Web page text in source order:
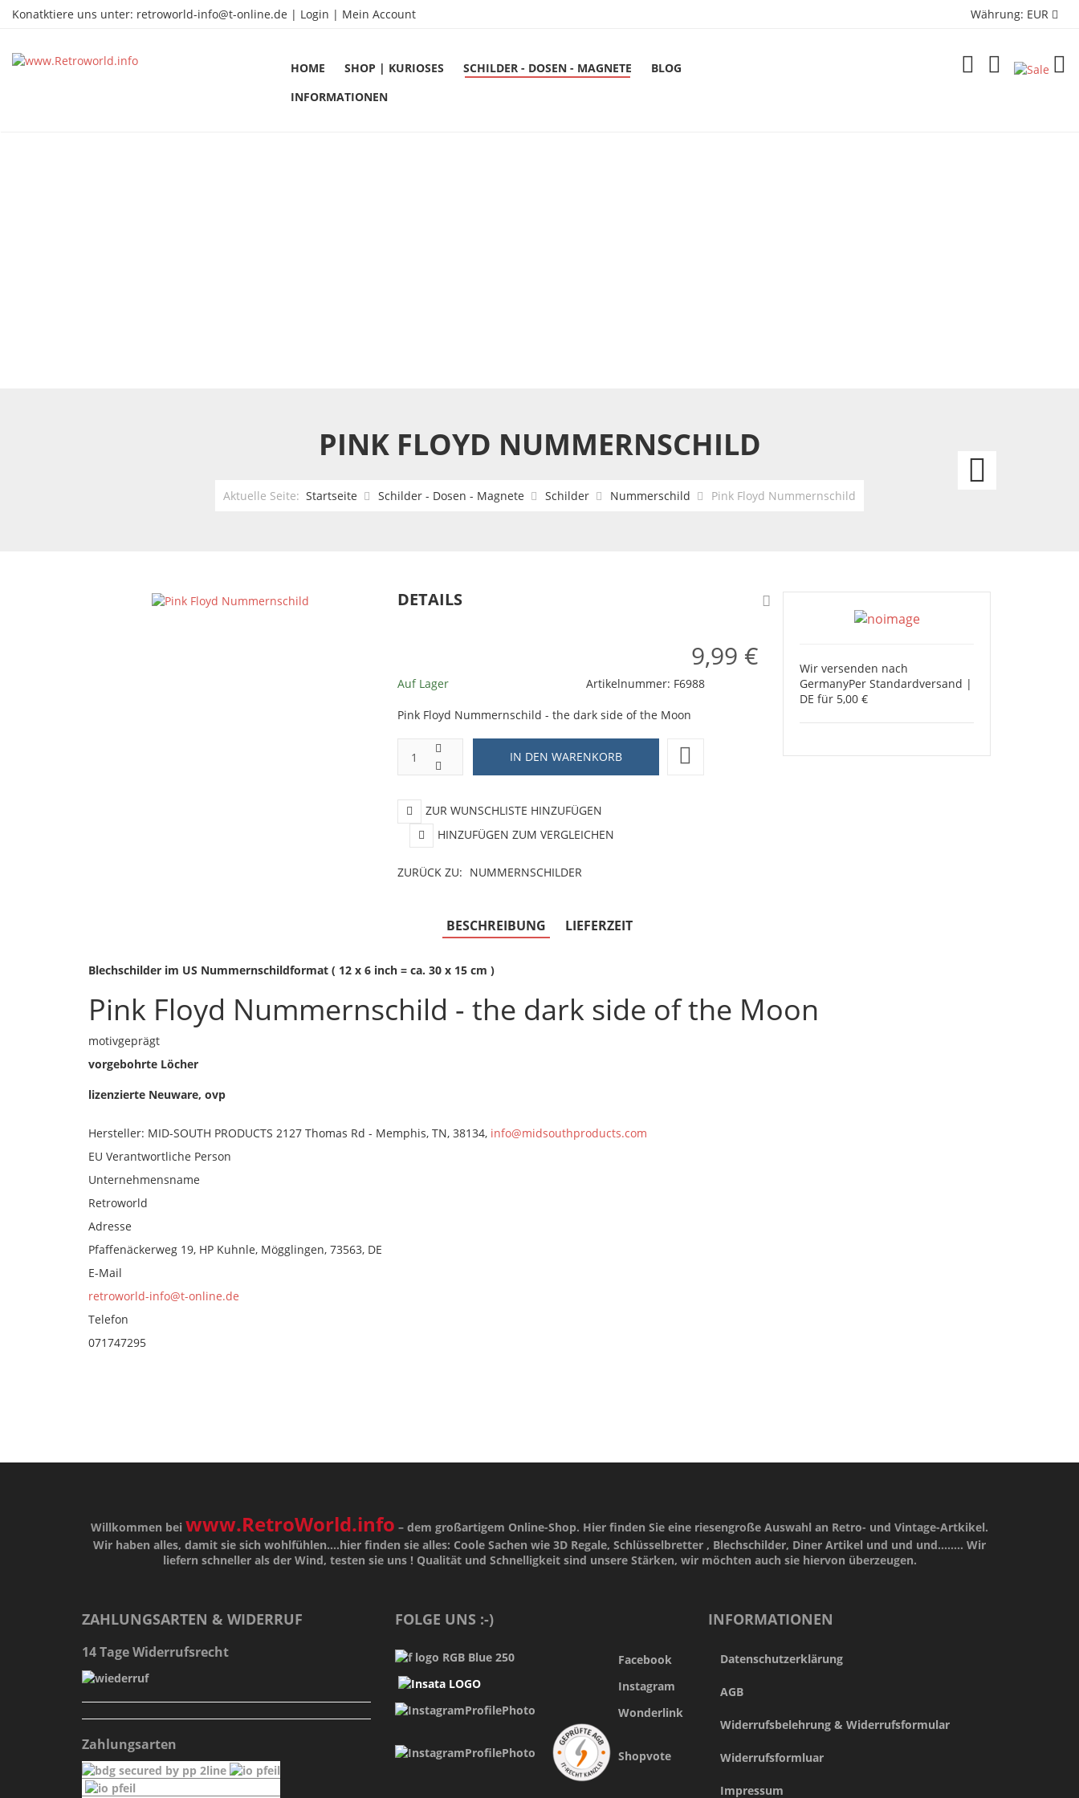
Konatktiere uns unter: retroworld-info@t-online.de | Login | Mein Account Währung: EUR
HOME SHOP | KURIOSES SCHILDER - DOSEN - MAGNETE
BLOG
INFORMATIONEN
PINK FLOYD NUMMERNSCHILD
Aktuelle Seite: Startseite Schilder - Dosen - Magnete Schilder Nummerschild Pink Floyd Nummernschild
DETAILS
9,99 €
Auf Lager Artikelnummer: F6988
Pink Floyd Nummernschild - the dark side of the Moon
ZUR WUNSCHLISTE HINZUFÜGEN
HINZUFÜGEN ZUM VERGLEICHEN
ZURÜCK ZU: NUMMERNSCHILDER
Wir versenden nach
GermanyPer Standardversand |
DE für 5,00 €
BESCHREIBUNG LIEFERZEIT
Blechschilder im US Nummernschildformat ( 12 x 6 inch = ca. 30 x 15 cm )
Pink Floyd Nummernschild - the dark side of the Moon
motivgeprägt
vorgebohrte Löcher
lizenzierte Neuware, ovp
Hersteller: MID-SOUTH PRODUCTS 2127 Thomas Rd - Memphis, TN, 38134, info@midsouthproducts.com
EU Verantwortliche Person
Unternehmensname
Retroworld
Adresse
Pfaffenäckerweg 19, HP Kuhnle, Mögglingen, 73563, DE
E-Mail
retroworld-info@t-online.de
Telefon
071747295
Willkommen bei www.RetroWorld.info – dem großartigem Online-Shop. Hier finden Sie eine riesengroße Auswahl an Retro- und Vintage-Artkikel.
Wir haben alles, damit sie sich wohlfühlen....hier finden sie alles: Coole Sachen wie 3D Regale, Schlüsselbretter , Blechschilder, Diner Artikel und und und........ Wir
liefern schneller als der Wind, testen sie uns ! Qualitätund Schnelligkeitsind unsere Stärken, wir möchten auch sie hiervon überzeugen.
ZAHLUNGSARTEN & WIDERRUF
14 Tage Widerrufsrecht
Zahlungsarten
FOLGE UNS :-)
Facebook
Instagram
Wonderlink
Shopvote
INFORMATIONEN
Datenschutzerklärung
AGB
Widerrufsbelehrung & Widerrufsformular
Widerrufsformluar
Impressum